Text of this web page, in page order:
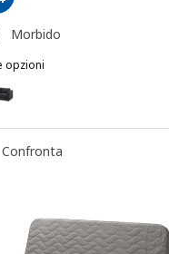
Knisa grigio scuro
Morbido
opzioni
VIMLE, Divano letto
VIMLE, Divano letto a
VIMLE, Divano letto
Confronta